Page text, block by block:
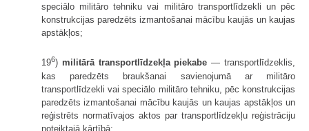
speciālo militāro tehniku vai militāro transportlīdzekli un pēc
konstrukcijas paredzēts izmantošanai mācību kaujās un kaujas
apstākļos;
196) militārā transportlīdzekļa piekabe — transportlīdzeklis,
kas paredzēts braukšanai savienojumā ar militāro
transportlīdzekli vai speciālo militāro tehniku, pēc konstrukcijas
paredzēts izmantošanai mācību kaujās un kaujas apstākļos un
reģistrēts normatīvajos aktos par transportlīdzekļu reģistrāciju
noteiktajā kārtībā;